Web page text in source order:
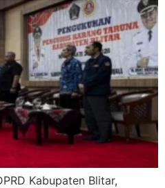
Kabupaten Blitar,